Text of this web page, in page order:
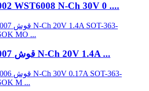
WST6008 N-Ch 30V 0 ....
WST2007 قوش N-Ch 20V 1.4A ...